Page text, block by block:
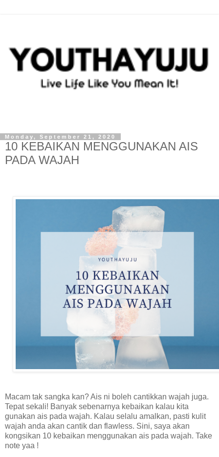
Monday, September 21, 2020
10 KEBAIKAN MENGGUNAKAN AIS
PADA WAJAH
Macam tak sangka kan? Ais ni boleh cantikkan wajah juga.
Tepat sekali! Banyak sebenarnya kebaikan kalau kita
gunakan ais pada wajah. Kalau selalu amalkan, pasti kulit
wajah anda akan cantik dan flawless. Sini, saya akan
kongsikan 10 kebaikan menggunakan ais pada wajah. Take
note yaa !